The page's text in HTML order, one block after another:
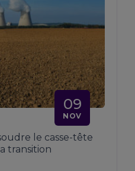
09
NOV
le casse-tête
transition